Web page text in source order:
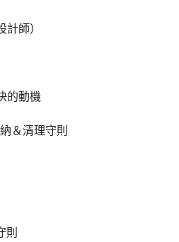
師）
的動機
＆清理守則
則